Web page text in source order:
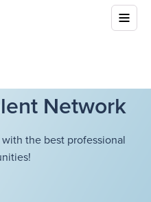
Network
the best professional